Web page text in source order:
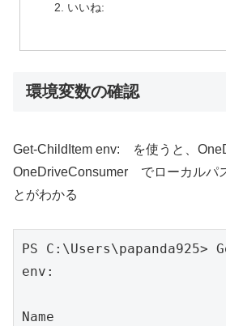
いいね:
環境変数の確認
Get-ChildItem env: を使うと、
OneDriveConsumer でローカルパ
とがわかる
PS C:\Users\papanda925>
env:
Name